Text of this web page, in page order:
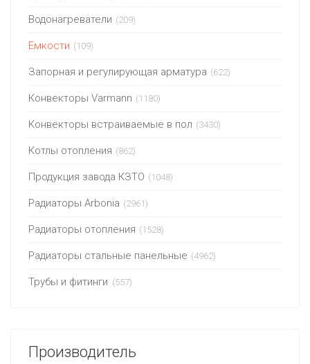
Водонагреватели (209)
Емкости (109)
Запорная и регулирующая арматура (622)
Конвекторы Varmann (1180)
Конвекторы встраиваемые в пол (3430)
Котлы отопления (862)
Продукция завода КЗТО (1048)
Радиаторы Arbonia (2961)
Радиаторы отопления (1528)
Радиаторы стальные панельные (4962)
Трубы и фитинги (557)
Производитель